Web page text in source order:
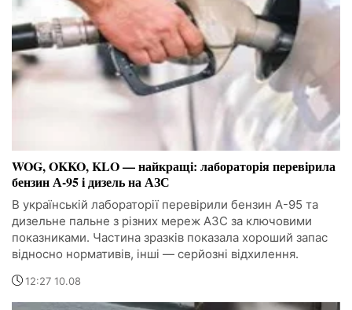
WOG, OKKO, KLO — найкращі: лабораторія перевірила
бензин А-95 і дизель на АЗС
В українській лабораторії перевірили бензин А-95 та
дизельне пальне з різних мереж АЗС за ключовими
показниками. Частина зразків показала хороший запас
відносно нормативів, інші — серйозні відхилення.
12:27 10.08